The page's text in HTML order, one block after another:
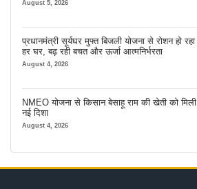
August 5, 2026
प्रधानमंत्री सूर्यघर मुफ्त बिजली योजना से रोशन हो रहा
हर घर, बढ़ रही बचत और ऊर्जा आत्मनिर्भरता
August 4, 2026
NMEO योजना से किसान बेसाहू राम की खेती को मिली
नई दिशा
August 4, 2026